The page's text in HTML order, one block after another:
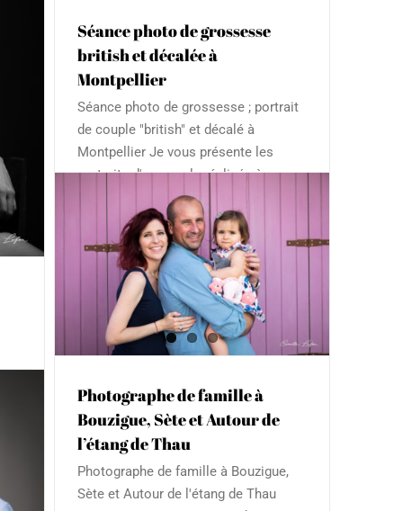
Séance photo de grossesse
british et décalée à
Montpellier
Séance photo de grossesse ; portrait
de couple "british" et décalé à
Montpellier Je vous présente les
portraits d'un couple réalisés à
l'occasion d'une séance photo de
grossesse. Petit délire avec ce
portrait feutré dans un style "british"
et décalé !! Tea time au studio ;-) Le
[...]
en
Photographe de famille à
Bouzigue, Sète et Autour de
l’étang de Thau
Photographe de famille à Bouzigue,
Sète et Autour de l'étang de Thau